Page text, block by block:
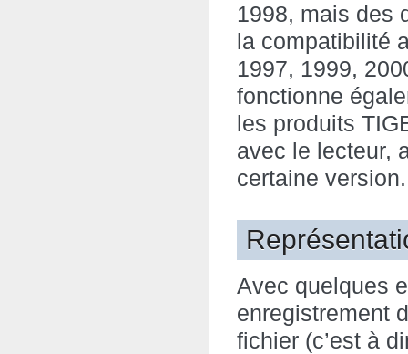
1998, mais des
la compatibilité
1997, 1999,
fonctionne
les produits
avec le lecteur,
certaine version.
Avec quelques
enregistrement
fichier (c’est à